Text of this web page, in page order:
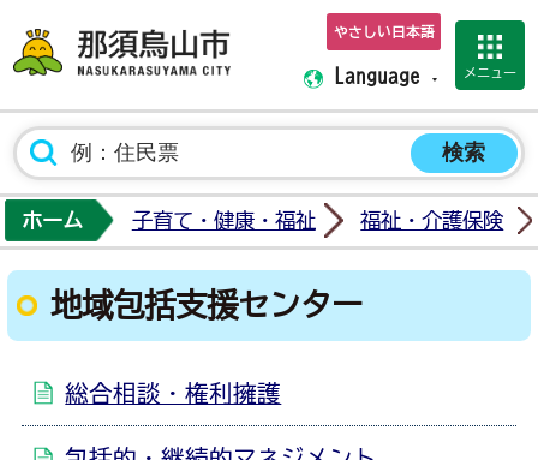
那須烏山市ホーム
やさしい日本語
Language メニュー
ホーム 子育て・健康・福祉 福祉・介護保険
地域包括支援センター
総合相談・権利擁護